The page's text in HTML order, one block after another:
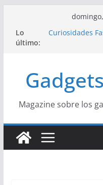
contenido
Lo
último:
Curiosidades
Mediterránea
La Influencia
Actual
La Unión
Magazine sobre los